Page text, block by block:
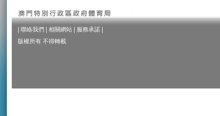
聯絡我們 相關網站 服務承諾
版權所有 不得轉載